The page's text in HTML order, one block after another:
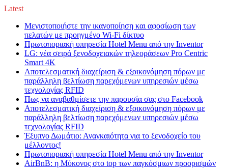
Latest
Μεγιστοποιήστε την ικανοποίηση και αφοσίωση των
πελατών με προηγμένο Wi-Fi δίκτυο
Πρωτοποριακή υπηρεσία Hotel Menu από την Inventor
LG: νέα σειρά ξενοδοχειακών τηλεοράσεων Pro Centric
Smart 4K
Αποτελεσματική διαχείριση & εξοικονόμηση πόρων με
παράλληλη βελτίωση παρεχόμενων υπηρεσιών μέσω
τεχνολογίας RFID
Πως να αναβαθμίσετε την παρουσία σας στο Facebook
Αποτελεσματική διαχείριση & εξοικονόμηση πόρων με
παράλληλη βελτίωση παρεχόμενων υπηρεσιών μέσω
τεχνολογίας RFID
Έξυπνο Δωμάτιο: Αναγκαιότητα για το ξενοδοχείο του
μέλλοντος!
Πρωτοποριακή υπηρεσία Hotel Menu από την Inventor
AirBnB: η Μύκονος στο top των παγκόσμιων προορισμών